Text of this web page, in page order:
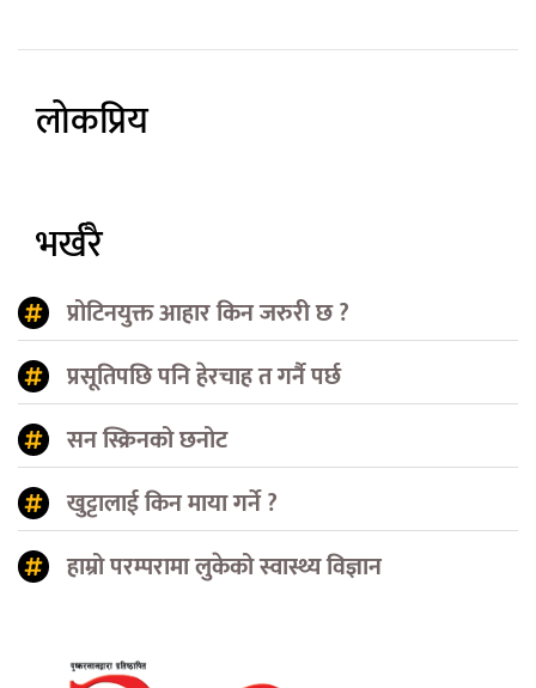
लोकप्रिय
भर्खरै
प्रोटिनयुक्त आहार किन जरुरी छ ?
प्रसूतिपछि पनि हेरचाह त गर्नै पर्छ
सन स्क्रिनको छनोट
खुट्टालाई किन माया गर्ने ?
हाम्रो परम्परामा लुकेको स्वास्थ्य विज्ञान